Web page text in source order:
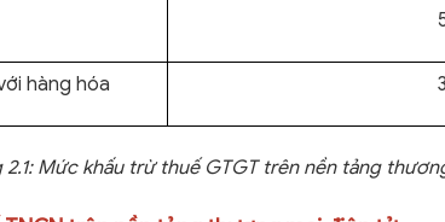
hàng hóa
2.1: Mức khấu trừ thuế GTGT trên nền tảng